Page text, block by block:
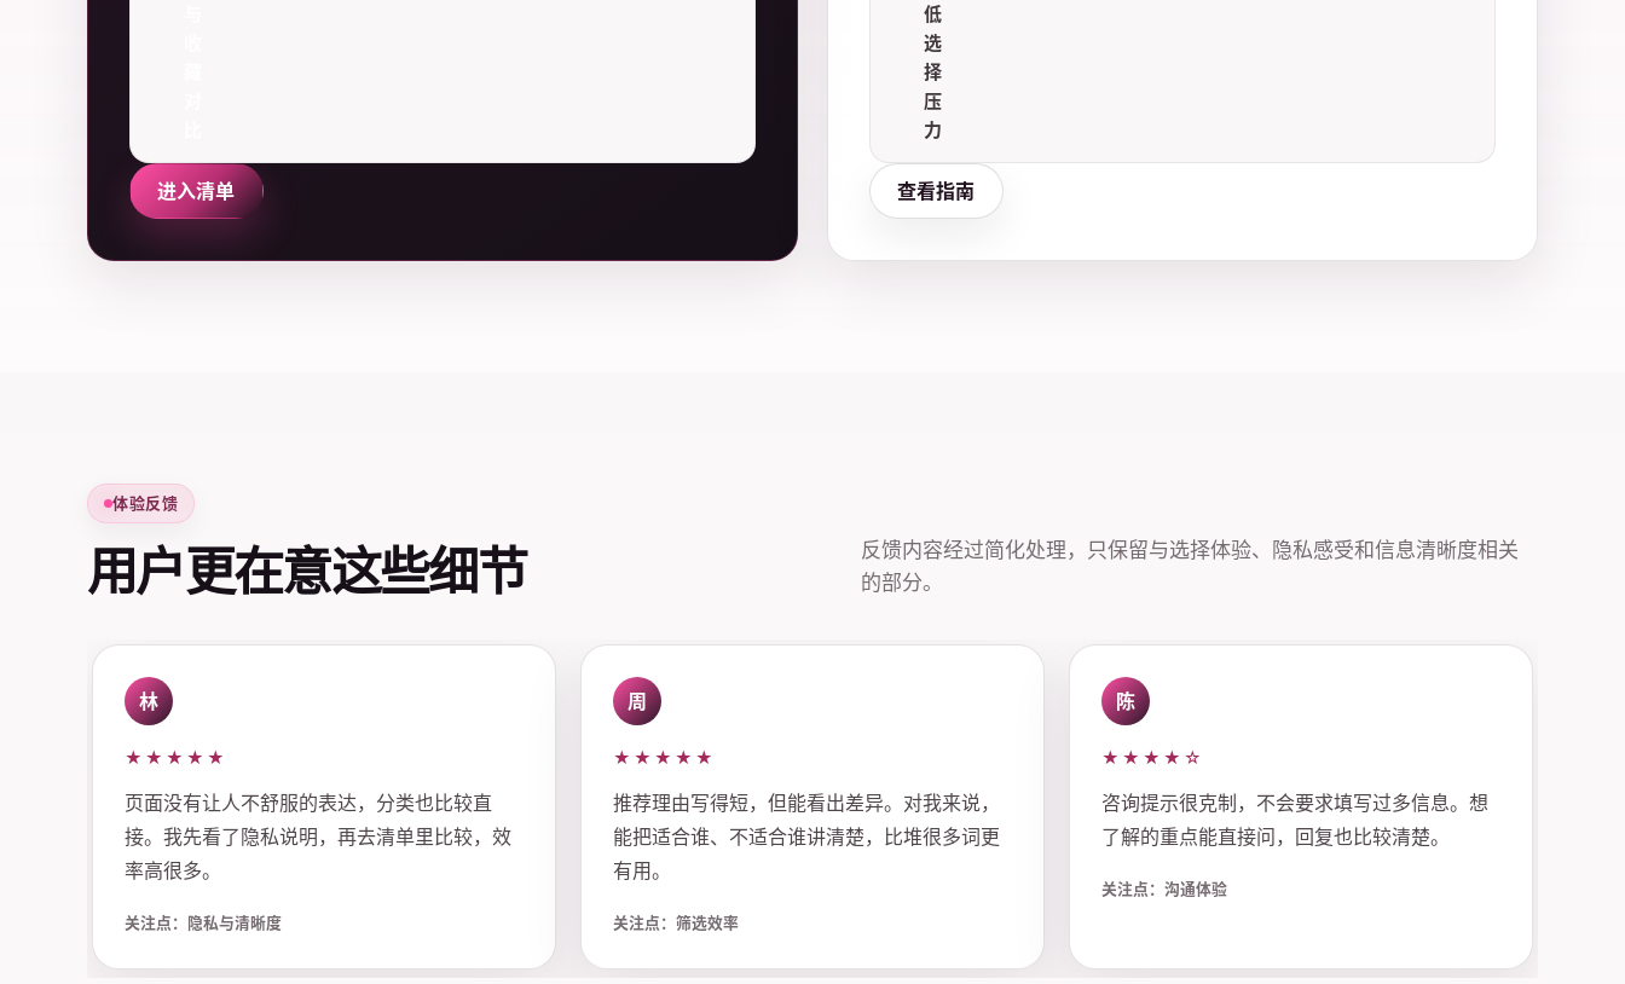
进入清单
低
选
择
压
力
查看指南
体验反馈
用户更在意这些细节
反馈内容经过简化处理，只保留与选择体验、隐私感受和信息清晰度相关
的部分。
林
★★★★★
页面没有让人不舒服的表达，分类也比较直
接。我先看了隐私说明，再去清单里比较，效
率高很多。
关注点：隐私与清晰度
周
★★★★★
推荐理由写得短，但能看出差异。对我来说，
能把适合谁、不适合谁讲清楚，比堆很多词更
有用。
关注点：筛选效率
陈
★★★★☆
咨询提示很克制，不会要求填写过多信息。想
了解的重点能直接问，回复也比较清楚。
关注点：沟通体验